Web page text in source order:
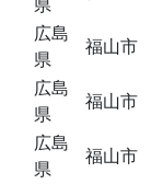
広島
県
福山市
広島
県
福山市
広島
県
福山市